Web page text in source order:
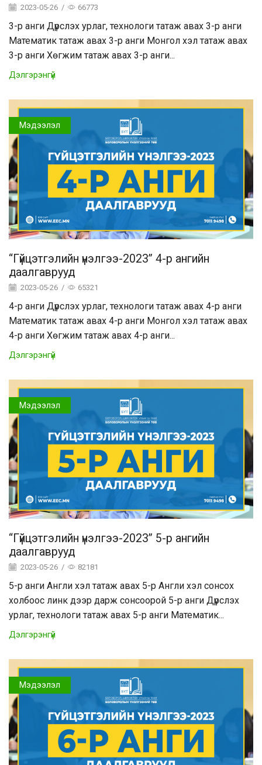
2023-05-26 / 66773
3-р анги Дүрслэх урлаг, технологи татаж авах 3-р анги
Математик татаж авах 3-р анги Монгол хэл татаж авах
3-р анги Хөгжим татаж авах 3-р анги...
Дэлгэрэнгүй
Мэдээлэл
“Гүйцэтгэлийн үнэлгээ-2023” 4-р ангийн
даалгаврууд
2023-05-26 / 65321
4-р анги Дүрслэх урлаг, технологи татаж авах 4-р анги
Математик татаж авах 4-р анги Монгол хэл татаж авах
4-р анги Хөгжим татаж авах 4-р анги...
Дэлгэрэнгүй
Мэдээлэл
“Гүйцэтгэлийн үнэлгээ-2023” 5-р ангийн
даалгаврууд
2023-05-26 / 82181
5-р анги Англи хэл татаж авах 5-р Англи хэл сонсох
холбоос линк дээр дарж сонсоорой 5-р анги Дүрслэх
урлаг, технологи татаж авах 5-р анги Математик...
Дэлгэрэнгүй
Мэдээлэл